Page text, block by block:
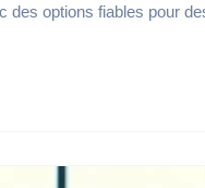
des options fiables pour